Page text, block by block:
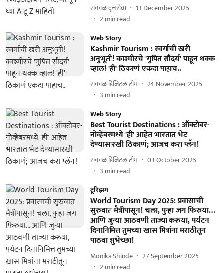
सकाळ वृत्तसेवा
13 December 2025
2min read
Web Story
Kashmir Tourism : स्वर्गाची खरी
अनुभूती! काश्मीरचे 'गुपित सौंदर्य' पाहून थक्क
व्हाल! 'ही' ठिकाणं एकदा पाहाच..
सकाळ डिजिटल टीम
24 November 2025
3 min read
Web Story
Best Tourist Destinations : ऑक्टोबर-
नोव्हेंबरमध्ये 'ही' आहेत भारतात भेट
देण्यासारखी ठिकाणं; आजच करा प्लॅन!
सकाळ डिजिटल टीम
03 October 2025
3 min read
टूरिझम
World Tourism Day 2025: प्रवासाची
सुरुवात मैत्रीपासून! चला, पुन्हा जग फिरुया…
आणि जुन्या आठवणी ताज्या करूया, पर्यटन
दिनानिमित्त तुमच्या खास मित्रांना मराठीतून
पाठवा शुभेच्छा!
Monika Shinde
27 September 2025
2min read